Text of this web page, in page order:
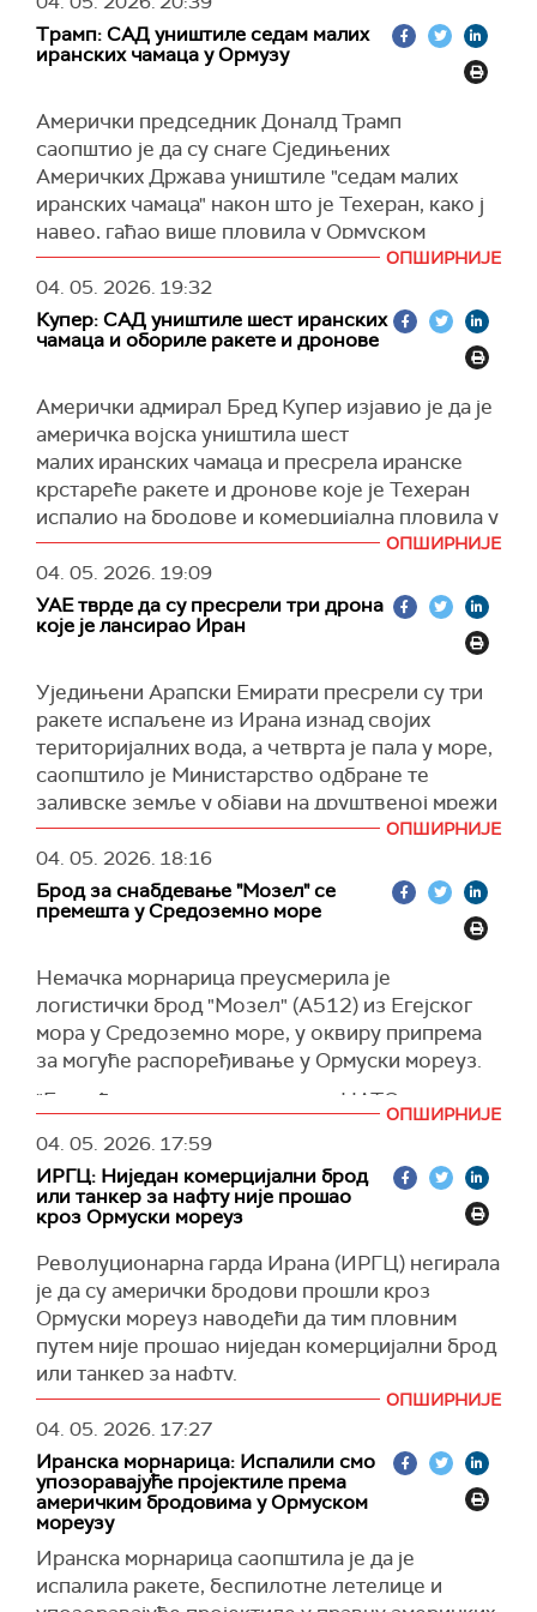
одговору за РТЦГ.
(Танјуг)
Уједињених Арапских Емирата и Саудијске
Арабије са циљем да се захтева да Иран
прекине нападе на трговачке бродове и
пловним путем", рекао је Волц.
(Reuters)
након што су регионалне тензије ескалирале
због пријављених напада у близини Фуџејре и
у Ормуском мореузу.
(Guardian)
Трамп: САД уништиле седам малих
иранских чамаца у Ормузу
Амерички председник Доналд Трамп
саопштио је да су снаге Сједињених
Америчких Држава уништиле "седам малих
иранских чамаца" након што је Техеран, како ј
навео, гађао више пловила у Ормуском
мореузу.
У објави на друштвеној мрежи "Truth Social",
Трамп је навео да у иранским нападима није
нанета штета, осим на једном јужнокорејском
"Иран је напао пловила других држава,
укључујући јужнокорејски теретни брод.
Можда је време да се и Јужна Кореја
прикључи мисији. Уништили смо седам малих
бродова или како их они називају 'брзи чамци'.
јужнокорејског брода у овом тренутку нема
штете у Ормском мореузу", наводи се у објави.
Доналд Трамп је такође упозорио Иран да ће
његове снаге бити "збрисане са лица земље"
ако покушају да циљају америчке бродове који
воде бродове кроз Ормуски мореуз у оквиру
пројекта "Слобода".
У интервјуу за Фокс њуз , Трамп је такође
рекао да види два пута напред у свом рату: или
постизање договора у доброј вери или
наставак војних операција.
(Танјуг, Truth Social)
ОПШИРНИЈЕ
04. 05. 2026. 19:32
Купер: САД уништиле шест иранских
чамаца и обориле ракете и дронове
Aмерички адмирал Бред Купер изјавио је да је
америчка војска уништила шест
малих иранских чамаца и пресрела иранске
крстареће ракете и дронове које је Техеран
испалио на бродове и комерцијална пловила у
Ормуском мореузу.
(Guardian)
ОПШИРНИЈЕ
04. 05. 2026. 19:09
УАЕ тврде да су пресрели три дрона
које је лансирао Иран
Уједињени Арапски Емирати пресрели су три
ракете испаљене из Ирана изнад својих
територијалних вода, а четврта је пала у море,
саопштило је Министарство одбране те
заливске земље у објави на друштвеној мрежи
Икс.
(Guardian, X)
ОПШИРНИЈЕ
04. 05. 2026. 18:16
Брод за снабдевање "Мозел" се
премешта у Средоземно море
Немачка морнарица преусмерила је
логистички брод "Мозел" (А512) из Егејског
мора у Средоземно море, у оквиру припрема
за могуће распоређивање у Ормуски мореуз.
"Брод ће се придружити групи НАТО-а за
противминске мере у Медитерану и
припремати се за могуће ангажовање у
региону Ормуског мореуза", саопштило је
немачко Министарство одбране, преноси
Како је наведено, брод напушта досадашњу
мисију у Егејском мору, где је учествовао у
активностима усмереним на борбу против
мрежа кријумчара миграната.
Његово премештање део је ширег
прилагођавања оперативних капацитета у
складу са растућим тензијама на Блиском
истоку.
У саопштењу се истиче да би евентуално
распоређивање у Ормуски мореуз било
могуће само уз испуњење неколико услова,
укључујући прекид борби у региону, постојање
ОПШИРНИЈЕ
04. 05. 2026. 17:59
ИРГЦ: Ниједан комерцијални брод
или танкер за нафту није прошао
кроз Ормуски мореуз
Револуционарна гарда Ирана (ИРГЦ) негирала
је да су амерички бродови прошли кроз
Ормуски мореуз наводећи да тим пловним
путем није прошао ниједан комерцијални брод
или танкер за нафту.
"Ниједан комерцијални брод или танкер није
прошао кроз Ормуски мореуз у протеклих
неколико сати, а тврдње америчких
званичника су неосноване и потпуно лажне",
наводи се у саопштењу ИРГЦ, преноси
Тасним.
Додаје се ће Морнарица ИРГЦ одговорити на
ОПШИРНИЈЕ
04. 05. 2026. 17:27
Иранска морнарица: Испалили смо
упозоравајуће пројектиле према
америчким бродовима у Ормуском
мореузу
Иранска морнарица саопштила је да је
испалила ракете, беспилотне летелице и